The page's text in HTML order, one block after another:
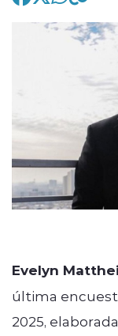
Deportes
Evelyn Matthei
última
2025,